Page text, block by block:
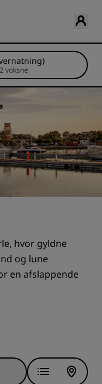
06 aug. - 07 aug. | 1 værelse 2 voksne
hvor gyldne
og lune
en afslappende